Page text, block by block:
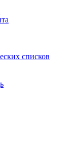
списков